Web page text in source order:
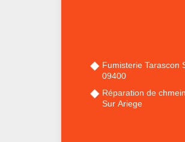
Fumisterie Tarascon
09400
Réparation de
Sur Ariege